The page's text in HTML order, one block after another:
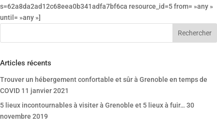
s=62a8da2ad12c68eea0b341adfa7bf6ca resource_id=5 from= »any »
until= »any »]
Articles récents
Trouver un hébergement confortable et sûr à Grenoble en temps de
COVID 11 janvier 2021
5 lieux incontournables à visiter à Grenoble et 5 lieux à fuir… 30
novembre 2019